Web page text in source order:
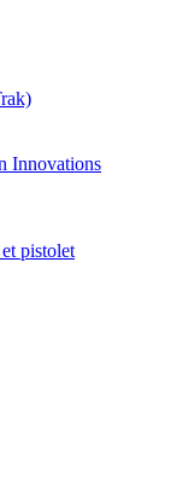
Innovations
pistolet